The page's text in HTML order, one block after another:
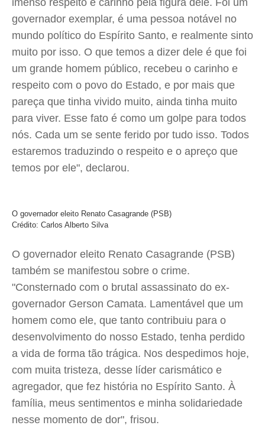
imenso respeito e carinho pela figura dele. Foi um
governador exemplar, é uma pessoa notável no
mundo político do Espírito Santo, e realmente sinto
muito por isso. O que temos a dizer dele é que foi
um grande homem público, recebeu o carinho e
respeito com o povo do Estado, e por mais que
pareça que tinha vivido muito, ainda tinha muito
para viver. Esse fato é como um golpe para todos
nós. Cada um se sente ferido por tudo isso. Todos
estaremos traduzindo o respeito e o apreço que
temos por ele", declarou.
O governador eleito Renato Casagrande (PSB)
Crédito: Carlos Alberto Silva
O governador eleito Renato Casagrande (PSB)
também se manifestou sobre o crime.
"Consternado com o brutal assassinato do ex-
governador Gerson Camata. Lamentável que um
homem como ele, que tanto contribuiu para o
desenvolvimento do nosso Estado, tenha perdido
a vida de forma tão trágica. Nos despedimos hoje,
com muita tristeza, desse líder carismático e
agregador, que fez história no Espírito Santo. À
família, meus sentimentos e minha solidariedade
nesse momento de dor", frisou.